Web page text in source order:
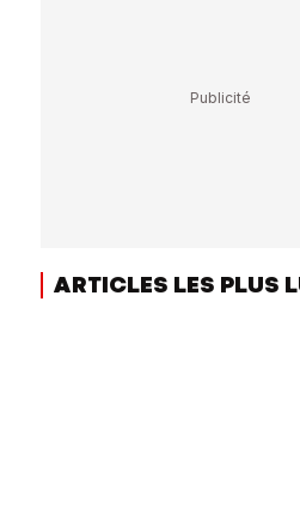
ARTICLES LES PLUS